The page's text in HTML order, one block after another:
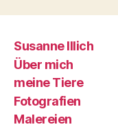
Susanne Illich
Über mich
meine Tiere
Fotografien
Malereien